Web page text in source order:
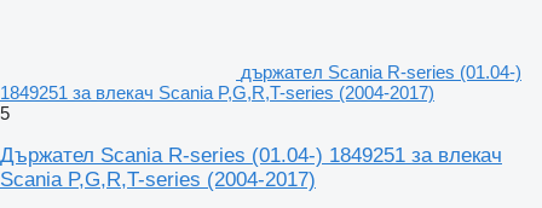
държател Scania R-series (01.04-)
1849251 за влекач Scania P,G,R,T-series (2004-2017)
5
Държател Scania R-series (01.04-) 1849251 за влекач
Scania P,G,R,T-series (2004-2017)